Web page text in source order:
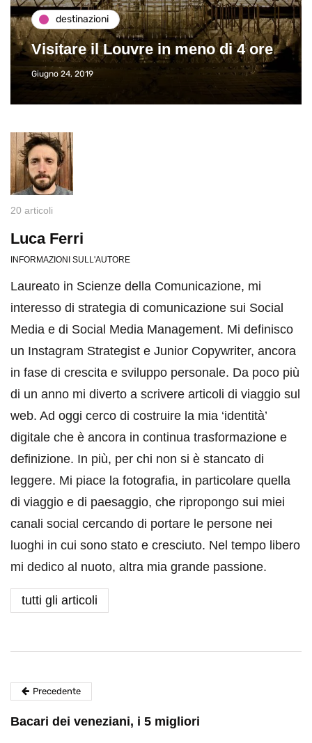
destinazioni
Visitare il Louvre in meno di 4 ore
Giugno 24, 2019
20 articoli
Luca Ferri
INFORMAZIONI SULL'AUTORE
Laureato in Scienze della Comunicazione, mi
interesso di strategia di comunicazione sui Social
Media e di Social Media Management. Mi definisco
un Instagram Strategist e Junior Copywriter, ancora
in fase di crescita e sviluppo personale. Da poco più
di un anno mi diverto a scrivere articoli di viaggio sul
web. Ad oggi cerco di costruire la mia ‘identità’
digitale che è ancora in continua trasformazione e
definizione. In più, per chi non si è stancato di
leggere. Mi piace la fotografia, in particolare quella
di viaggio e di paesaggio, che ripropongo sui miei
canali social cercando di portare le persone nei
luoghi in cui sono stato e cresciuto. Nel tempo libero
mi dedico al nuoto, altra mia grande passione.
tutti gli articoli
Precedente
Bacari dei veneziani, i 5 migliori